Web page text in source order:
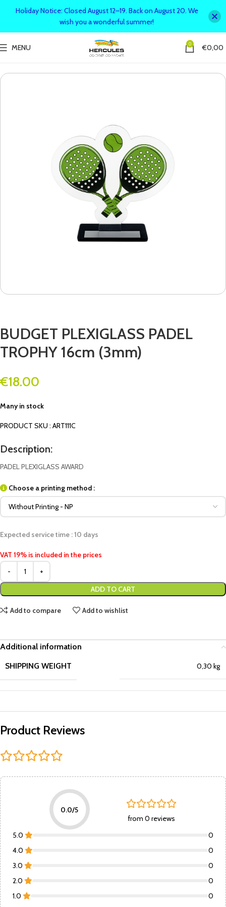
MENU 0 €0,00
BUDGET PLEXIGLASS PADEL
TROPHY 16cm (3mm)
€18.00
Many in stock
PRODUCT SKU : ART111C
Description:
PADEL PLEXIGLASS AWARD
Choose a printing method :
Expected service time : 10 days
VAT 19% is included in the prices
ADD TO CART
Add to compare Add to wishlist
Additional information
SHIPPING WEIGHT
0,30 kg
Product Reviews
0.0/5
from 0 reviews
5.0
0
4.0
0
3.0
0
2.0
0
1.0
0
Holiday Notice: Closed August 12–19. Back on August 20. We
wish you a wonderful summer!